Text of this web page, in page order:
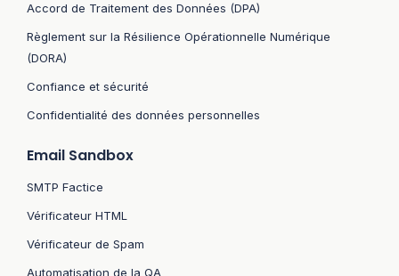
Accord de Traitement des Données (DPA)
Règlement sur la Résilience Opérationnelle Numérique
(DORA)
Confiance et sécurité
Confidentialité des données personnelles
Email Sandbox
SMTP Factice
Vérificateur HTML
Vérificateur de Spam
Automatisation de la QA